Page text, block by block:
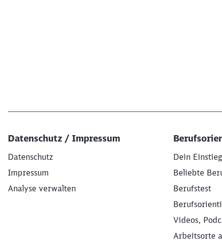
Datenschutz / Impressum
Datenschutz
Impressum
Analyse verwalten
Dein Einstieg
Beliebte
Berufstest
Videos,
Arbeitsorte